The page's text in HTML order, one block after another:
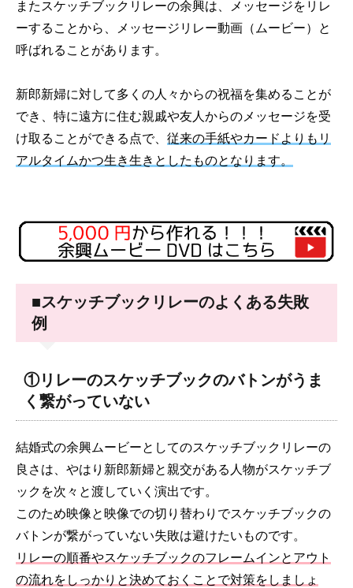
またスケッチブックリレーの余興は、メッセージをリレ
ーすることから、メッセージリレー動画（ムービー）と
呼ばれることがあります。
新郎新婦に対して多くの人々からの祝福を集めることが
でき、特に遠方に住む親戚や友人からのメッセージを受
け取ることができる点で、 従来の手紙やカードよりもリ
アルタイムかつ生き生きとしたものとなります。
■スケッチブックリレーのよくある失敗
例
①リレーのスケッチブックのバトンがうま
く繋がっていない
結婚式の余興ムービーとしてのスケッチブックリレーの
良さは、やはり新郎新婦と親交がある人物がスケッチブ
ックを次々と渡していく演出です。
このため映像と映像での切り替わりでスケッチブックの
バトンが繋がっていない失敗は避けたいものです。
リレーの順番やスケッチブックのフレームインとアウト
の流れをしっかりと決めておくことで対策をしましょ